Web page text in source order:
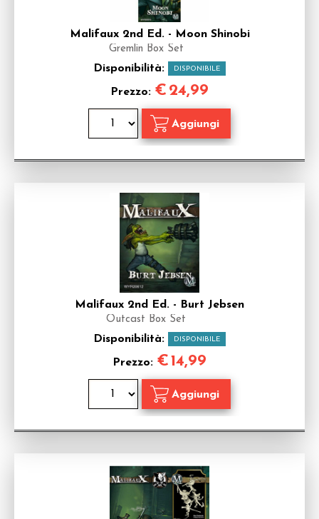
Malifaux 2nd Ed. - Moon Shinobi
Gremlin Box Set
Disponibilità: DISPONIBILE
Prezzo: € 24,99
Malifaux 2nd Ed. - Burt Jebsen
Outcast Box Set
Disponibilità: DISPONIBILE
Prezzo: €14,99